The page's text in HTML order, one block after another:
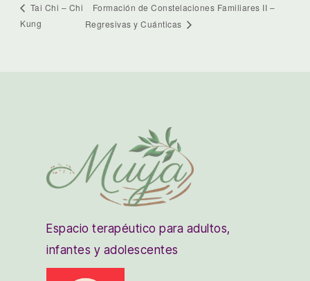
Tai Chi – Chi
Kung
Formación de Constelaciones Familiares II –
Regresivas y Cuánticas
Espacio terapéutico para adultos,
infantes y adolescentes